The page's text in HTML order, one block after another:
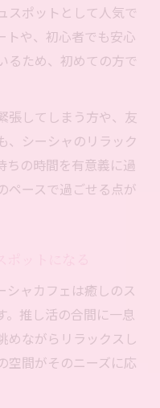
スポットとして人気で
トや、初心者でも安心
るため、初めての方で
張してしまう方や、友
、シーシャのリラック
ちの時間を有意義に過
ペースで過ごせる点が
シャカフェは癒しのス
。推し活の合間に一息
めながらリラックスし
空間がそのニーズに応